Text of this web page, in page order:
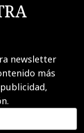
newsletter
más